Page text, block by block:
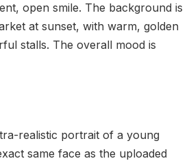
open smile. The background is
at sunset, with warm, golden
stalls. The overall mood is
realistic portrait of a young
same face as the uploaded